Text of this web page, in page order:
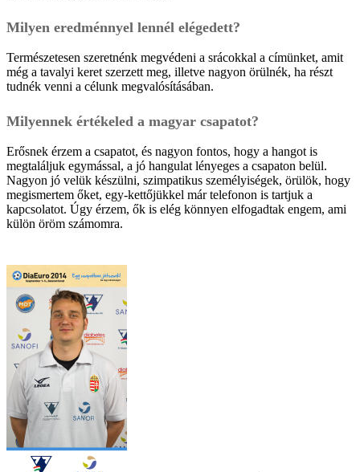
Milyen eredménnyel lennél elégedett?
Természetesen szeretnénk megvédeni a srácokkal a címünket, amit
még a tavalyi keret szerzett meg, illetve nagyon örülnék, ha részt
tudnék venni a célunk megvalósításában.
Milyennek értékeled a magyar csapatot?
Erősnek érzem a csapatot, és nagyon fontos, hogy a hangot is
megtaláljuk egymással, a jó hangulat lényeges a csapaton belül.
Nagyon jó velük készülni, szimpatikus személyiségek, örülök, hogy
megismertem őket, egy-kettőjükkel már telefonon is tartjuk a
kapcsolatot. Úgy érzem, ők is elég könnyen elfogadtak engem, ami
külön öröm számomra.